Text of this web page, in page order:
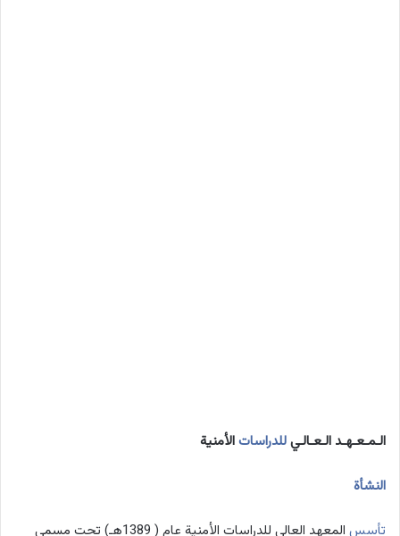
الـمـعـهـد الـعـالـيللدراساتالأمنية
النشأة
تأسس
المعهد العالي للدراسات الأمنية عام ( 1389هـ) تحت مسمى